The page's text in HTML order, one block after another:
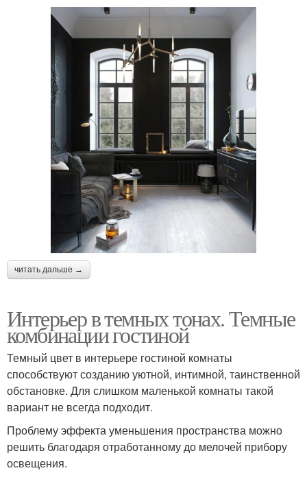
читать дальше →
Интерьер в темных тонах. Темные
комбинации гостиной
Темный цвет в интерьере гостиной комнаты
способствуют созданию уютной, интимной, таинственной
обстановке. Для слишком маленькой комнаты такой
вариант не всегда подходит.
Проблему эффекта уменьшения пространства можно
решить благодаря отработанному до мелочей прибору
освещения.